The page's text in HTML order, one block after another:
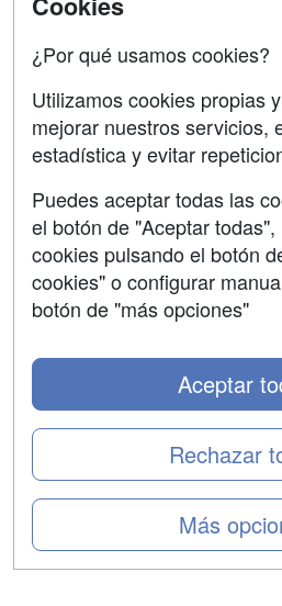
Contactar
Confidencialidad
Aviso legal
Copyleft
¿Por qué usamos cookies?
Utilizamos cookies propias
mejorar nuestros servicios,
estadística y evitar
Puedes aceptar todas las
el botón de "Aceptar
cookies pulsando el botón
cookies" o configurar
botón de "más opciones"
Más
Rechazar
Aceptar